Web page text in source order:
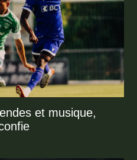
et musique,